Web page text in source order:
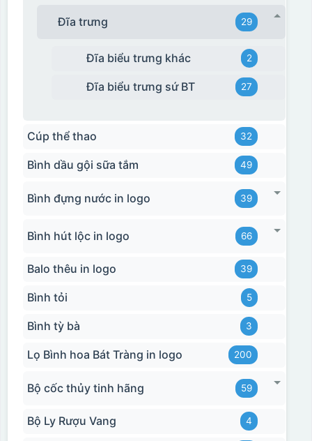
Đĩa trưng 29
Đĩa biểu trưng khác 2
Đĩa biểu trưng sứ BT 27
Cúp thể thao 32
Bình dầu gội sữa tắm 49
Bình đựng nước in logo 39
Bình hút lộc in logo 66
Balo thêu in logo 39
Bình tỏi 5
Bình tỳ bà 3
Lọ Bình hoa Bát Tràng in logo 200
Bộ cốc thủy tinh hãng 59
Bộ Ly Rượu Vang 4